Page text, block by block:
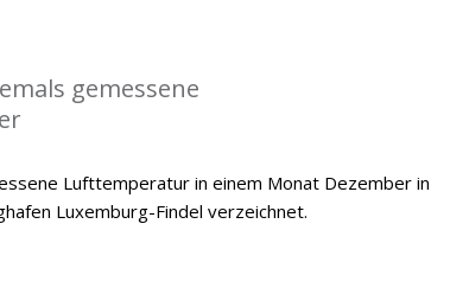
gemessene
Lufttemperatur in einem Monat Dezember in
Luxemburg-Findel verzeichnet.